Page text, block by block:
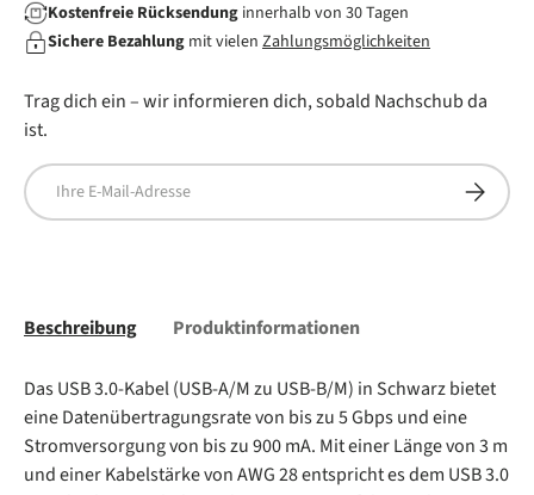
Kostenfreie Rücksendung innerhalb von 30 Tagen
Sichere Bezahlung mit vielen Zahlungsmöglichkeiten
Trag dich ein – wir informieren dich, sobald Nachschub da
ist.
E-Mail
Beschreibung Produktinformationen
Das USB 3.0-Kabel (USB-A/M zu USB-B/M) in Schwarz bietet
eine Datenübertragungsrate von bis zu 5 Gbps und eine
Stromversorgung von bis zu 900 mA. Mit einer Länge von 3 m
und einer Kabelstärke von AWG 28 entspricht es dem USB 3.0